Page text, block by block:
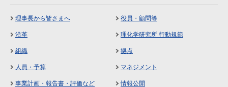
理事長から皆さまへ 役員・顧問等
沿革 理化学研究所 行動規範
組織 拠点
人員・予算 マネジメント
事業計画・報告書・評価など 情報公開